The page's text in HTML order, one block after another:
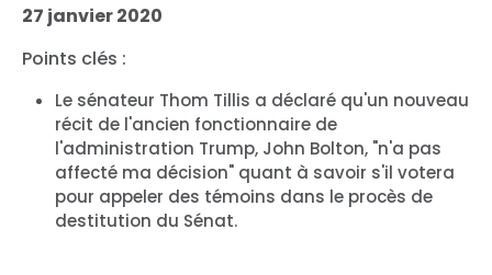
27 janvier 2020
Points clés :
Le sénateur Thom Tillis a déclaré qu'un nouveau
récit de l'ancien fonctionnaire de
l'administration Trump, John Bolton, "n'a pas
affecté ma décision" quant à savoir s'il votera
pour appeler des témoins dans le procès de
destitution du Sénat.